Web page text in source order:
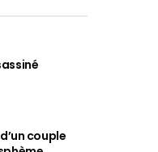
couple